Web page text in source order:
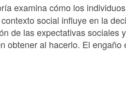
examina cómo los
social influye en la
de las expectativas sociales
obtener al hacerlo. El